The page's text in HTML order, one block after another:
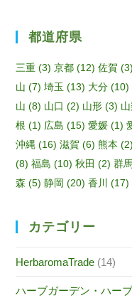
都道府県
三重 (3) 京都 (12) 佐賀 (3)
山 (7) 埼玉 (13) 大分 (10)
山 (8) 山口 (2) 山形 (3)
根 (1) 広島 (15) 愛媛 (1)
沖縄 (16) 滋賀 (6) 熊本 (2)
(8) 福島 (10) 秋田 (2) 群
森 (5) 静岡 (20) 香川 (17)
カテゴリー
HerbaromaTrade (14)
ハーブガーデン・ハー